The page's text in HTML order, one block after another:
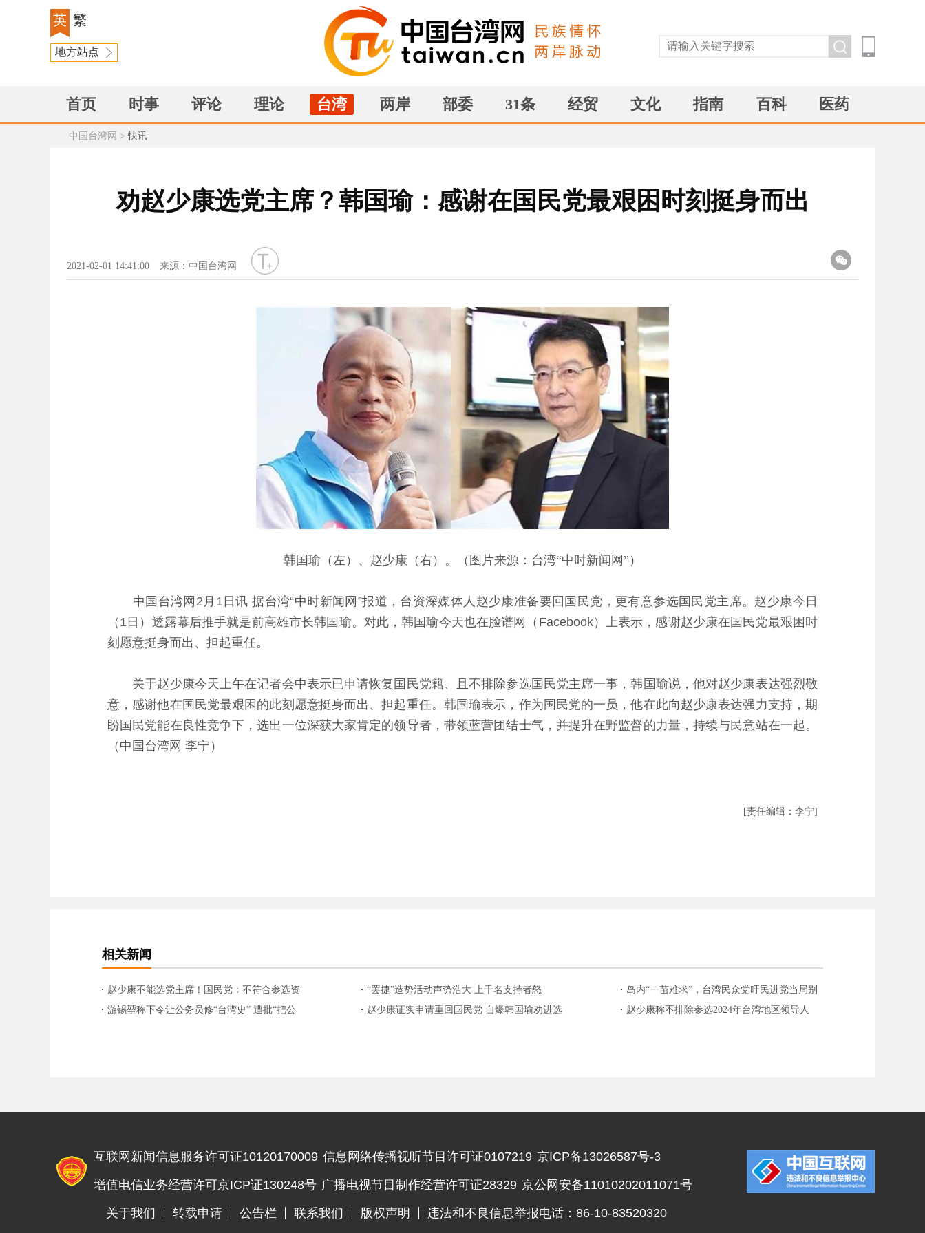
英 繁
地方站点
首页 时事 评论 理论 台湾 两岸 部委 31条 经贸 文化 指南 百科 医药
中国台湾网 >快讯
劝赵少康选党主席？韩国瑜：感谢在国民党最艰困时刻挺身而出
2021-02-01 14:41:00 来源：中国台湾网
字号
韩国瑜（左）、赵少康（右）。（图片来源：台湾“中时新闻网”）
中国台湾网2月1日讯 据台湾“中时新闻网”报道，台资深媒体人赵少康准备要回国民党，更有意参选国民党主席。赵少康今日
（1日）透露幕后推手就是前高雄市长韩国瑜。对此，韩国瑜今天也在脸谱网（Facebook）上表示，感谢赵少康在国民党最艰困时
刻愿意挺身而出、担起重任。
关于赵少康今天上午在记者会中表示已申请恢复国民党籍、且不排除参选国民党主席一事，韩国瑜说，他对赵少康表达强烈敬
意，感谢他在国民党最艰困的此刻愿意挺身而出、担起重任。韩国瑜表示，作为国民党的一员，他在此向赵少康表达强力支持，期
盼国民党能在良性竞争下，选出一位深获大家肯定的领导者，带领蓝营团结士气，并提升在野监督的力量，持续与民意站在一起。
（中国台湾网 李宁）
[责任编辑：李宁]
相关新闻
赵少康不能选党主席！国民党：不符合参选资
格
“罢捷”造势活动声势浩大 上千名支持者怒
吼“黄捷下台”
岛内“一苗难求”，台湾民众党吁民进党当局别
画大饼
游锡堃称下令让公务员修“台湾史” 遭批“把公
赵少康证实申请重回国民党 自爆韩国瑜劝进选
赵少康称不排除参选2024年台湾地区领导人
互联网新闻信息服务许可证10120170009 信息网络传播视听节目许可证0107219 京ICP备13026587号-3
增值电信业务经营许可京ICP证130248号 广播电视节目制作经营许可证28329 京公网安备11010202011071号
关于我们 转载申请 公告栏 联系我们 版权声明 违法和不良信息举报电话：86-10-83520320
违法和不良信息举报电话